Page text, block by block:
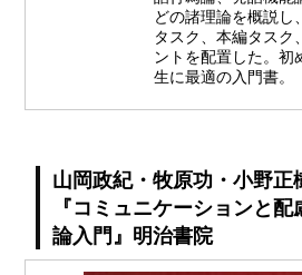
どの諸理論を概説し
タスク、本編タスク
ントを配置した。初
生に最適の入門書。
山岡政紀・牧原功・小野正
『コミュニケーションと
論入門』明治書院